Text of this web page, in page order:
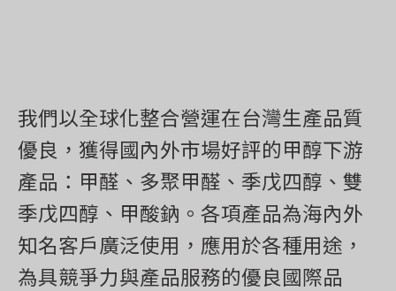
我們以全球化整合營運在台灣生產品質
優良，獲得國內外市場好評的甲醇下游
產品：甲醛、多聚甲醛、季戊四醇、雙
季戊四醇、甲酸鈉。各項產品為海內外
知名客戶廣泛使用，應用於各種用途，
為具競爭力與產品服務的優良國際品